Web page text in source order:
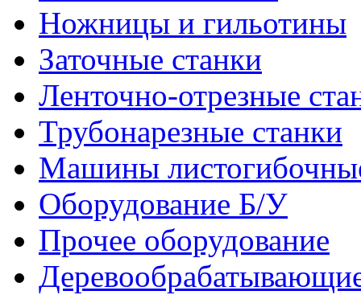
Ножницы и гильотины
Заточные станки
Ленточно-отрезные
Трубонарезные станки
Машины
Оборудование Б/У
Прочее оборудование